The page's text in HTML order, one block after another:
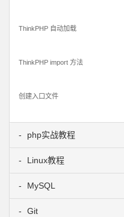
ThinkPHP 自动加载
ThinkPHP import 方法
创建入口文件
php实战教程
Linux教程
MySQL
Git